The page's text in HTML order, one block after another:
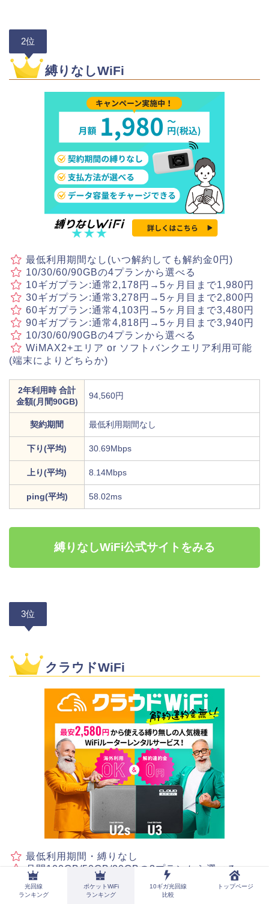
2位
縛りなしWiFi
最低利用期間なし(いつ解約しても解約金0円)
10/30/60/90GBの4プランから選べる
10ギガプラン:通常2,178円→5ヶ月目まで1,980円
30ギガプラン:通常3,278円→5ヶ月目まで2,800円
60ギガプラン:通常4,103円→5ヶ月目まで3,480円
90ギガプラン:通常4,818円→5ヶ月目まで3,940円
10/30/60/90GBの4プランから選べる
WiMAX2+エリア or ソフトバンクエリア利用可能
(端末によりどちらか)
2年利用時 合計
金額(月間90GB)
94,560円
契約期間 最低利用期間なし
下り(平均) 30.69Mbps
上り(平均) 8.14Mbps
ping(平均) 58.02ms
縛りなしWiFi公式サイトをみる
3位
クラウドWiFi
最低利用期間・縛りなし
月間100GB/50GB/20GBの3プランから選べる
各プランの上限まで制限なし
2,200円のみでいつでもプラン変更可能
光回線
ランキング
ポケットWiFi
ランキング
10ギガ光回線
比較
トップページ